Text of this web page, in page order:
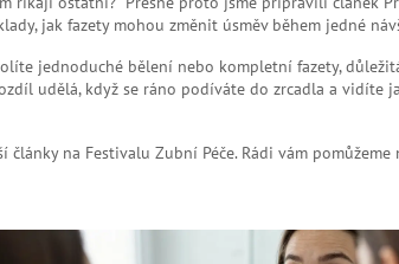
jak fazety mohou změnit úsměv během jedné
jednoduché bělení nebo kompletní fazety,
udělá, když se ráno podíváte do zrcadla a vidíte
na Festivalu Zubní Péče. Rádi vám pomůžeme